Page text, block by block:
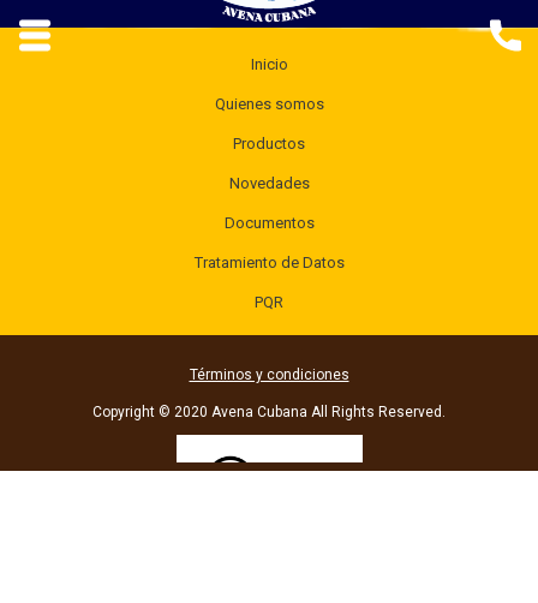
Inicio
Quienes somos
Productos
Novedades
Documentos
Tratamiento de Datos
PQR
Términos y condiciones
Copyright © 2020 Avena Cubana All Rights Reserved.